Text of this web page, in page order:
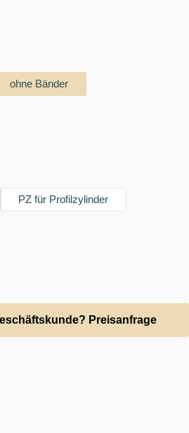
ohne Bänder
PZ für Profilzylinder
Wert ein
Preisanfrage